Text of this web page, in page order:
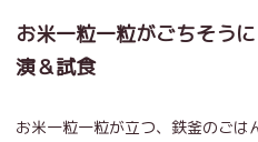
お米一粒一粒がごちそう
演＆試食
お米一粒一粒が立つ、鉄釜のごは